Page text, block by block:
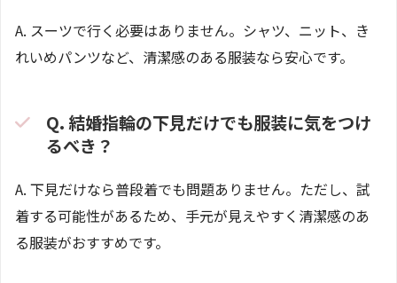
A. スーツで行く必要はありません。シャツ、ニット、き
れいめパンツなど、清潔感のある服装なら安心です。
Q. 結婚指輪の下見だけでも服装に気をつけ
るべき？
A. 下見だけなら普段着でも問題ありません。ただし、試
着する可能性があるため、手元が見えやすく清潔感のあ
る服装がおすすめです。